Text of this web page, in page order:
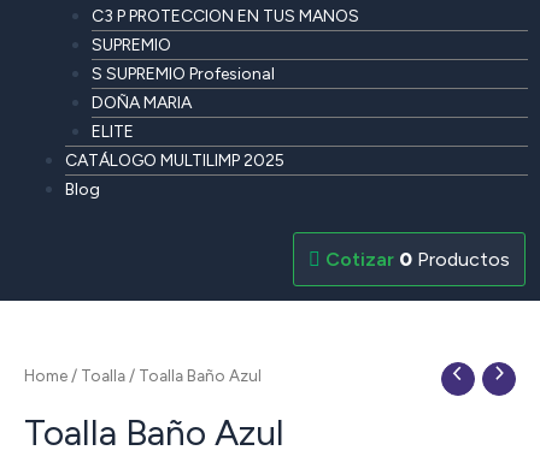
C3 P PROTECCION EN TUS MANOS
SUPREMIO
S SUPREMIO Profesional
DOÑA MARIA
ELITE
CATÁLOGO MULTILIMP 2025
Blog
0 Productos
Home / Toalla / Toalla Baño Azul
Toalla Baño Azul